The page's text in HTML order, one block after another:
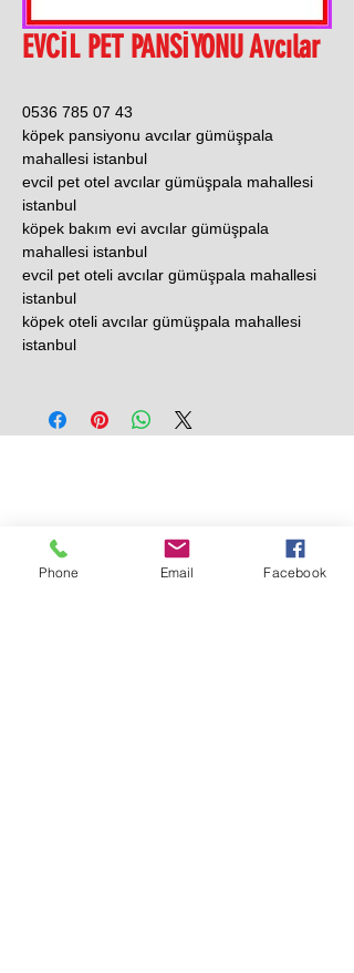
EVCİL PET PANSİYONU Avcılar
0536 785 07 43
köpek pansiyonu avcılar gümüşpala
mahallesi istanbul
evcil pet otel avcılar gümüşpala mahallesi
istanbul
köpek bakım evi avcılar gümüşpala
mahallesi istanbul
evcil pet oteli avcılar gümüşpala mahallesi
istanbul
köpek oteli avcılar gümüşpala mahallesi
istanbul
Phone Email Facebook